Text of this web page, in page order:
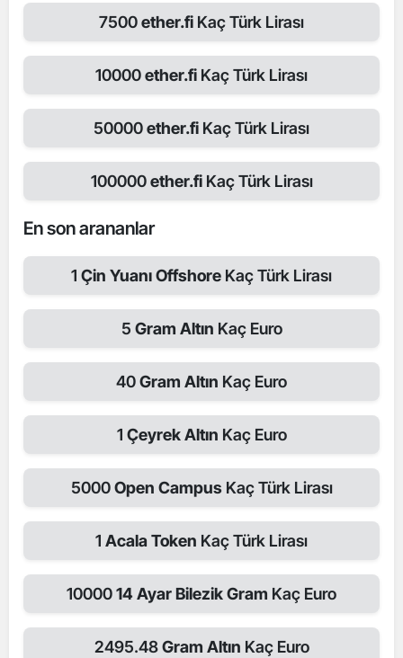
7500ether.fi Kaç Türk Lirası
10000ether.fi Kaç Türk Lirası
50000ether.fi Kaç Türk Lirası
100000ether.fi Kaç Türk Lirası
En son arananlar
1 Çin Yuanı Offshore Kaç Türk Lirası
5 Gram Altın Kaç Euro
40Gram Altın Kaç Euro
1 Çeyrek Altın Kaç Euro
5000Open Campus Kaç Türk Lirası
1 Acala Token Kaç Türk Lirası
1000014 Ayar Bilezik Gram Kaç Euro
2495.48Gram Altın Kaç Euro